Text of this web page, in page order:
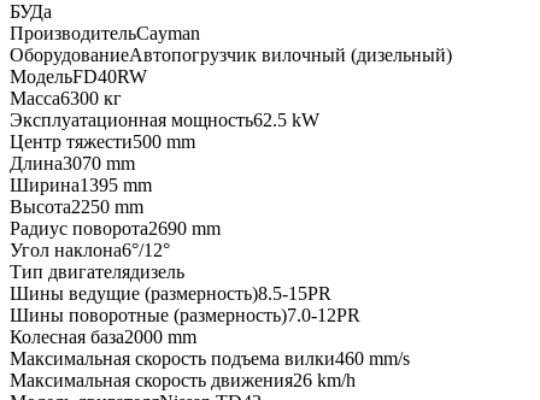
БУДа
ПроизводительCayman
ОборудованиеАвтопогрузчик вилочный (дизельный)
МодельFD40RW
Масса6300 кг
Эксплуатационная мощность62.5 kW
Центр тяжести500 mm
Длина3070 mm
Ширина1395 mm
Высота2250 mm
Радиус поворота2690 mm
Угол наклона6°/12°
Тип двигателядизель
Шины ведущие (размерность)8.5-15PR
Шины поворотные (размерность)7.0-12PR
Колесная база2000 mm
Максимальная скорость подъема вилки460 mm/s
Максимальная скорость движения26 km/h